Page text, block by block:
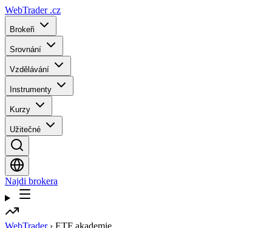
WebTrader .cz
Brokeři
Srovnání
Vzdělávání
Instrumenty
Kurzy
Užitečné
Najdi brokera
WebTrader › ETF akademie